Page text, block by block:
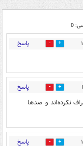
0
0 پاسخ
0 پاسخ
نکرده‌اند و صدها
0 پاسخ